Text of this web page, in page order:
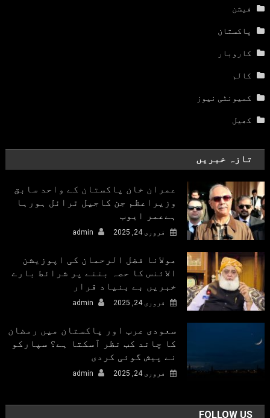
فیشن
پاکستان
کاروبار
کالم
کمیونٹی نیوز
کھیل
تازہ خبریں
عمران خان پاکستان کے واحد سابق
وزیراعظم جن کاجیل ٹرائل ہورہا
ہےعمر ایوب
فروری 24, 2025 admin
مولانا فضل الرحمان کی اپوزیشن
الائنس کا حصہ بننے پر شرائط بارے
خبریں بے بنیاد قرار
فروری 24, 2025 admin
سعودی عرب اور پاکستان میں رمضان
کا چاند کب نظر آسکتا ہے؟ سپارکو
نے پیش گوئی کردی
فروری 24, 2025 admin
FOLLOW US